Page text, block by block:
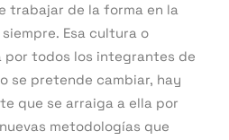
trabajar de la forma en la
Esa cultura o
todos los integrantes de
se pretende cambiar, hay
que se arraiga a ella por
metodologías que